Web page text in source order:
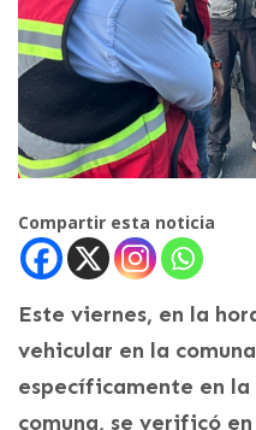
Compartir esta noticia
Este viernes, en la
vehicular en la
específicamente en
comuna, se verificó